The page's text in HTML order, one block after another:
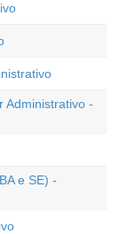
Administrativo -
e SE) -